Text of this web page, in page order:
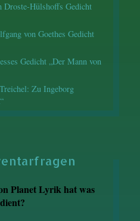
Droste-Hülshoffs Gedicht
von Goethes Gedicht
Gedicht „Der Mann von
Zu Ingeborg
Planet Lyrik hat was